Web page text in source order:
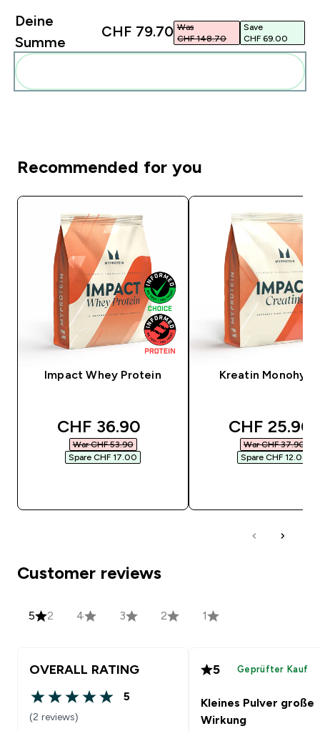
Deine
Summe
CHF 79.70‎ Was
CHF 148.70‎
Save
CHF 69.00‎
Recommended for you
Impact Whey Protein
discounted price
CHF 36.90‎
War CHF 53.90‎
Spare CHF 17.00‎
Kreatin
discounted
CHF 25.90‎
War CHF 37.90‎
Spare CHF 12.00‎
Customer reviews
5 2 4 3 2 1
OVERALL RATING
5 out of 5 stars
5
(2 reviews)
5 Geprüfter Kauf
Kleines Pulver große
Wirkung